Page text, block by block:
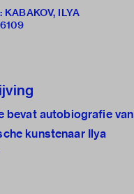
KABAKOV, ILYA
bevat autobiografie van
kunstenaar Ilya